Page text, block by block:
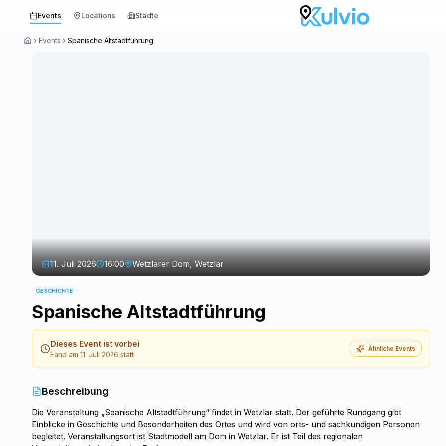
Events Locations Städte
Events Spanische Altstadtführung
11. Juli 2026 16:00 Wetzlarer Dom, Wetzlar
GESCHICHTE
Spanische Altstadtführung
Dieses Event ist vorbei
Fand am 11. Juli 2026 statt
Ähnliche Events
Beschreibung
Die Veranstaltung „Spanische Altstadtführung“ findet in Wetzlar statt. Der geführte Rundgang gibt
Einblicke in Geschichte und Besonderheiten des Ortes und wird von orts- und sachkundigen Personen
begleitet. Veranstaltungsort ist Stadtmodell am Dom in Wetzlar. Er ist Teil des regionalen